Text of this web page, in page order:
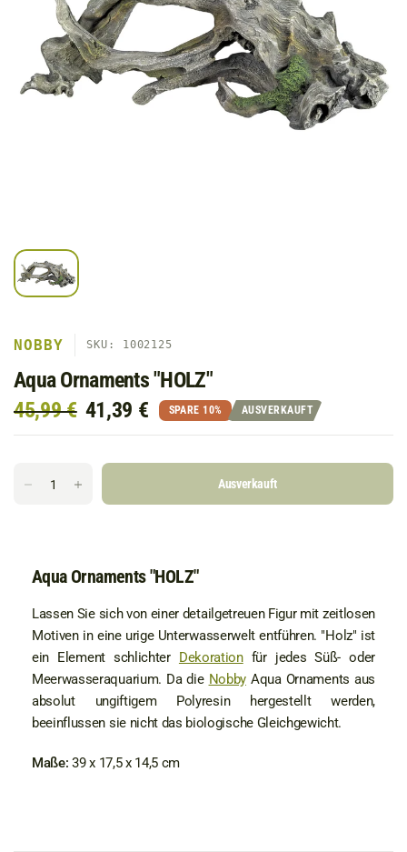
NOBBY SKU: 1002125
Aqua Ornaments "HOLZ"
45,99 € 41,39 € SPARE 10% AUSVERKAUFT
Ausverkauft
Aqua Ornaments "HOLZ"
Lassen Sie sich von einer detailgetreuen Figur mit zeitlosen
Motiven in eine urige Unterwasserwelt entführen. "Holz" ist
ein Element schlichter Dekorationfür jedes Süß- oder
Meerwasseraquarium. Da die NobbyAqua Ornaments aus
absolut ungiftigem Polyresin hergestellt werden,
beeinflussen sie nicht das biologische Gleichgewicht.
Maße: 39 x 17,5 x 14,5 cm